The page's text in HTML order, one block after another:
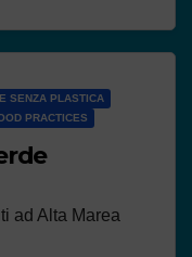
SENZA PLASTICA
PRACTICES
ad Alta Marea